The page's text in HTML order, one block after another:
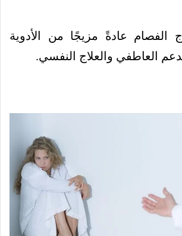
الفصام عادةً مزيجًا من الأدوية
العاطفي والعلاج النفسي.